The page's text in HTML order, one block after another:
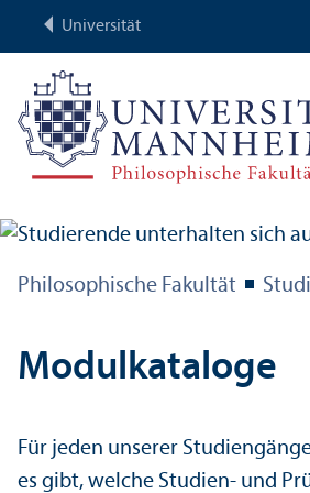
Universität
Philosophische Fakultät
Modulkataloge
Für jeden unserer
es gibt, welche Studien- und